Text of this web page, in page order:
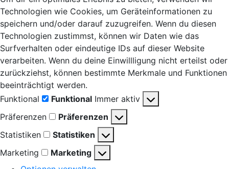
Technologien wie Cookies, um Geräteinformationen zu
speichern und/oder darauf zuzugreifen. Wenn du diesen
Technologien zustimmst, können wir Daten wie das
Surfverhalten oder eindeutige IDs auf dieser Website
verarbeiten. Wenn du deine Einwillligung nicht erteilst oder
zurückziehst, können bestimmte Merkmale und Funktionen
beeinträchtigt werden.
Funktional
Funktional Immer aktiv
Präferenzen
Präferenzen
Statistiken
Statistiken
Marketing
Marketing